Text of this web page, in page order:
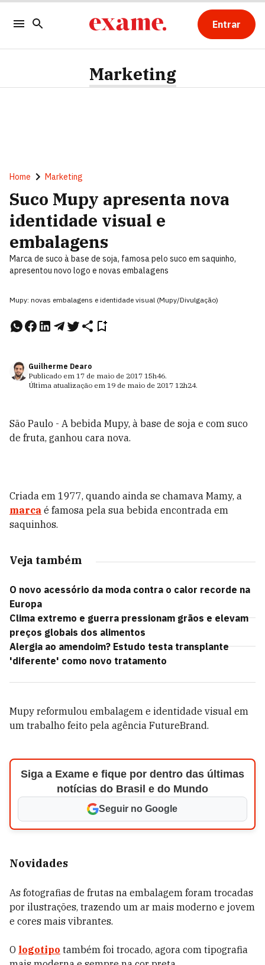
Entrar
Marketing
Home Marketing
Suco Mupy apresenta nova
identidade visual e
embalagens
Marca de suco à base de soja, famosa pelo suco em saquinho,
apresentou novo logo e novas embalagens
Mupy: novas embalagens e identidade visual (Mupy/Divulgação)
Guilherme Dearo
Publicado em 17 de maio de 2017 15h46.
Última atualização em 19 de maio de 2017 12h24.
São Paulo - A bebida Mupy, à base de soja e com suco
de fruta, ganhou cara nova.
Criada em 1977, quando ainda se chamava Mamy, a
marca é famosa pela sua bebida encontrada em
saquinhos.
Veja também
O novo acessório da moda contra o calor recorde na
Europa
Clima extremo e guerra pressionam grãos e elevam
preços globais dos alimentos
Alergia ao amendoim? Estudo testa transplante
'diferente' como novo tratamento
Mupy reformulou embalagem e identidade visual em
um trabalho feito pela agência FutureBrand.
Siga a Exame e fique por dentro das últimas
notícias do Brasil e do Mundo
Seguir no Google
Novidades
As fotografias de frutas na embalagem foram trocadas
por ilustrações, trazendo um ar mais moderno e jovem
e cores mais vibrantes.
O logotipo também foi trocado, agora com tipografia